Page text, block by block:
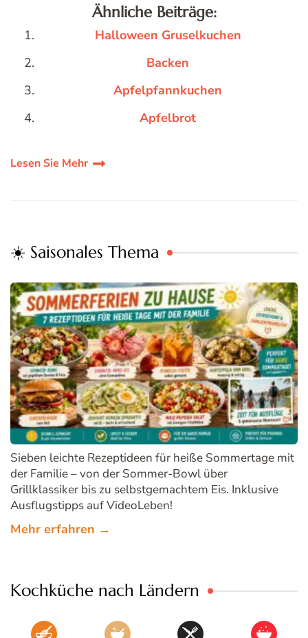
Ähnliche Beiträge:
Halloween Gruselkuchen
Backen
Apfelpfannkuchen
Apfelbrot
Lesen Sie Mehr
☀️ Saisonales Thema
Sieben leichte Rezeptideen für heiße Sommertage mit
der Familie – von der Sommer-Bowl über
Grillklassiker bis zu selbstgemachtem Eis. Inklusive
Ausflugstipps auf VideoLeben!
Mehr erfahren →
Kochküche nach Ländern